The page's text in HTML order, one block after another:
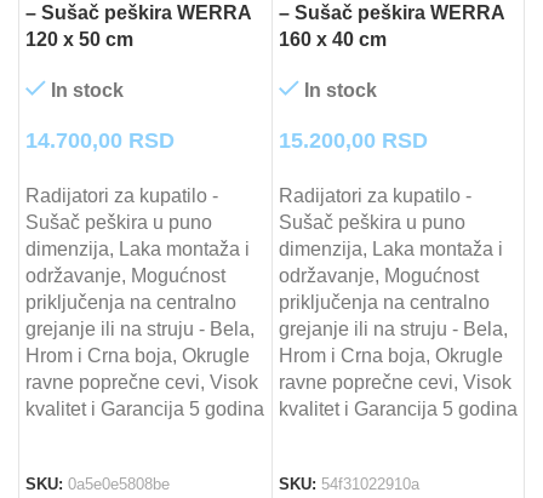
– Sušač peškira WERRA
120 x 50 cm
In stock
14.700,00 RSD
Radijatori za kupatilo -
Sušač peškira u puno
dimenzija, Laka montaža i
održavanje, Mogućnost
priključenja na centralno
grejanje ili na struju - Bela,
Hrom i Crna boja, Okrugle
ravne poprečne cevi, Visok
kvalitet i Garancija 5 godina
SKU: 0a5e0e5808be
– Sušač peškira WERRA
160 x 40 cm
In stock
15.200,00 RSD
Radijatori za kupatilo -
Sušač peškira u puno
dimenzija, Laka montaža i
održavanje, Mogućnost
priključenja na centralno
grejanje ili na struju - Bela,
Hrom i Crna boja, Okrugle
ravne poprečne cevi, Visok
kvalitet i Garancija 5 godina
SKU: 54f31022910a